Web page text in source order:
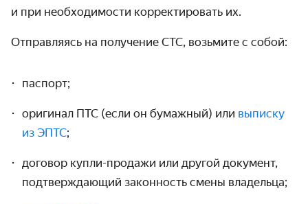
и при необходимости корректировать их.
Отправляясь на получение СТС, возьмите с собой:
паспорт;
оригинал ПТС (если он бумажный) или выписку
из ЭПТС;
договор купли-продажи или другой документ,
подтверждающий законность смены владельца;